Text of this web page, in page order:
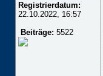
Registrierdatum:
22.10.2022, 16:57
Beiträge: 5522